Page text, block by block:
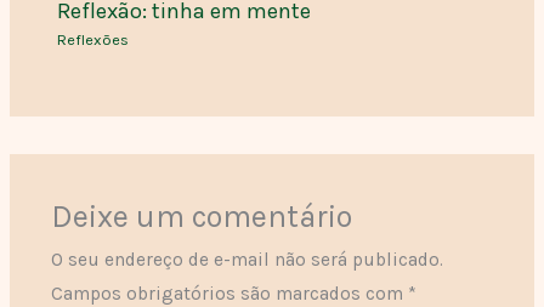
Reflexão: tinha em mente
Reflexões
Deixe um comentário
O seu endereço de e-mail não será publicado.
Campos obrigatórios são marcados com *